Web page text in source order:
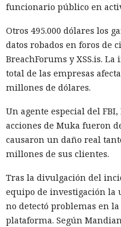
prohibió a los operadores
su negocio y en otoño de
entregas de chips para
chinos, conservando
y móvil.
tiempo que ha superado
restricciones a la
empresas concretas y su
extranjeros. En estas
cada vez más en
no simplemente en
mercado.
funcionario público en
Otros 495.000 dólares los
datos robados en foros de
BreachForums y XSS.is.
total de las empresas
millones de dólares.
Un agente especial del
acciones de Muka fueron
causaron un daño real
millones de sus clientes.
Tras la divulgación del
equipo de investigación la
no detectó problemas en
plataforma. Según